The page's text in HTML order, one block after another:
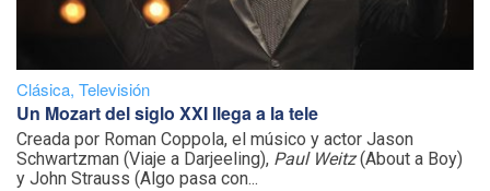
Clásica, Televisión
Un Mozart del siglo XXI llega a la tele
Creada por Roman Coppola, el músico y actor Jason
Schwartzman (Viaje a Darjeeling), Paul Weitz(About a Boy)
y John Strauss (Algo pasa con...